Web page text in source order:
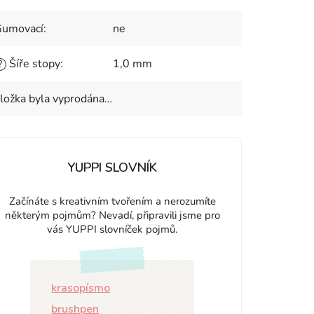
: ne
Šíře stopy: 1,0 mm
byla vyprodána…
YUPPI SLOVNÍK
Začínáte s kreativním tvořením a nerozumíte
některým pojmům? Nevadí, připravili jsme pro
vás YUPPI slovníček pojmů.
krasopísmo
brushpen